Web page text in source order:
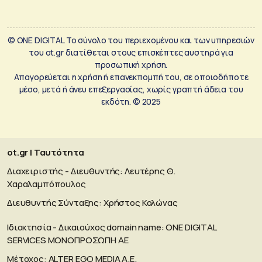
© ONE DIGITAL Το σύνολο του περιεχομένου και των υπηρεσιών
του ot.gr διατίθεται στους επισκέπτες αυστηρά για
προσωπική χρήση.
Απαγορεύεται η χρήση ή επανεκπομπή του, σε οποιοδήποτε
μέσο, μετά ή άνευ επεξεργασίας, χωρίς γραπτή άδεια του
εκδότη. © 2025
ot.gr | Ταυτότητα
Διαχειριστής - Διευθυντής: Λευτέρης Θ.
Χαραλαμπόπουλος
Διευθυντής Σύνταξης: Χρήστος Κολώνας
Ιδιοκτησία - Δικαιούχος domain name: ΟΝΕ DIGITAL
SERVICES MONOΠΡΟΣΩΠΗ ΑΕ
Μέτοχος: ALTER EGO MEDIA A.E.